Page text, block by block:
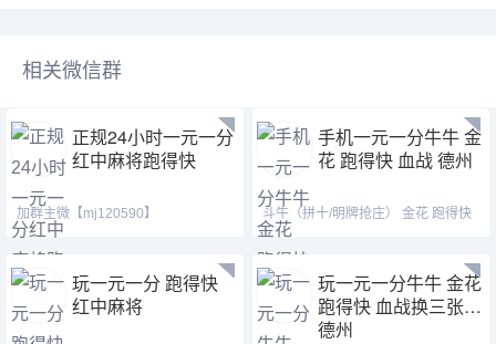
相关微信群
正规24小时一元一分
红中麻将跑得快
加群主微【mj120590】
【ab120590】【tj525555】安全指
手机一元一分牛牛 金
花 跑得快 血战 德州
斗牛（拼十/明牌抢庄） 金花 跑得快
血战麻将 德州扑克➕
玩一元一分 跑得快
红中麻将
玩一元一分牛牛 金花
跑得快 血战换三张
德州